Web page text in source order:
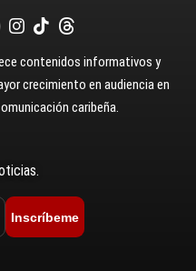
contenidos informativos y
crecimiento en audiencia en
caribeña.
Inscríbeme